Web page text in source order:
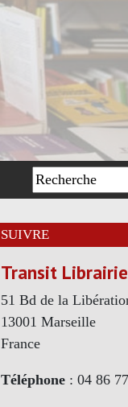
SUIVRE
Transit Librairie
51 Bd de la
13001 Marseille
France
Téléphone: 04 86